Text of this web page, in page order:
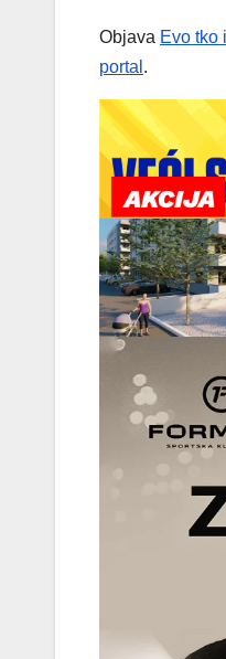
Objava Evo tko
portal .